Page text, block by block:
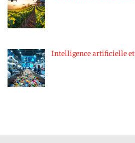
Intelligence artificielle et